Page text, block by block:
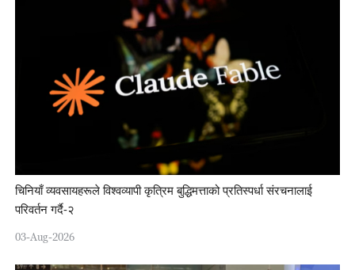
चिनियाँ व्यवसायहरूले विश्वव्यापी कृत्रिम बुद्धिमत्ताको प्रतिस्पर्धा संरचनालाई
परिवर्तन गर्दै-२
03-Aug-2026